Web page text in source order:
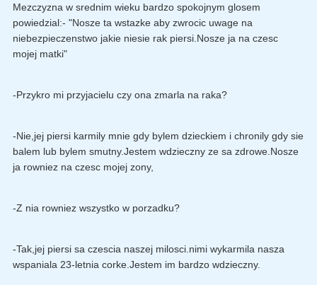
Mezczyzna w srednim wieku bardzo spokojnym glosem
powiedzial:- "Nosze ta wstazke aby zwrocic uwage na
niebezpieczenstwo jakie niesie rak piersi.Nosze ja na czesc
mojej matki"
-Przykro mi przyjacielu czy ona zmarla na raka?
-Nie,jej piersi karmily mnie gdy bylem dzieckiem i chronily gdy sie
balem lub bylem smutny.Jestem wdzieczny ze sa zdrowe.Nosze
ja rowniez na czesc mojej zony,
-Z nia rowniez wszystko w porzadku?
-Tak,jej piersi sa czescia naszej milosci.nimi wykarmila nasza
wspaniala 23-letnia corke.Jestem im bardzo wdzieczny.